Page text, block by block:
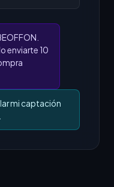
enviarte 10
mi captación